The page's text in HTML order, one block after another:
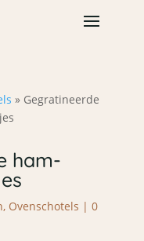
» Gegratineerde
ham-
, Ovenschotels |0